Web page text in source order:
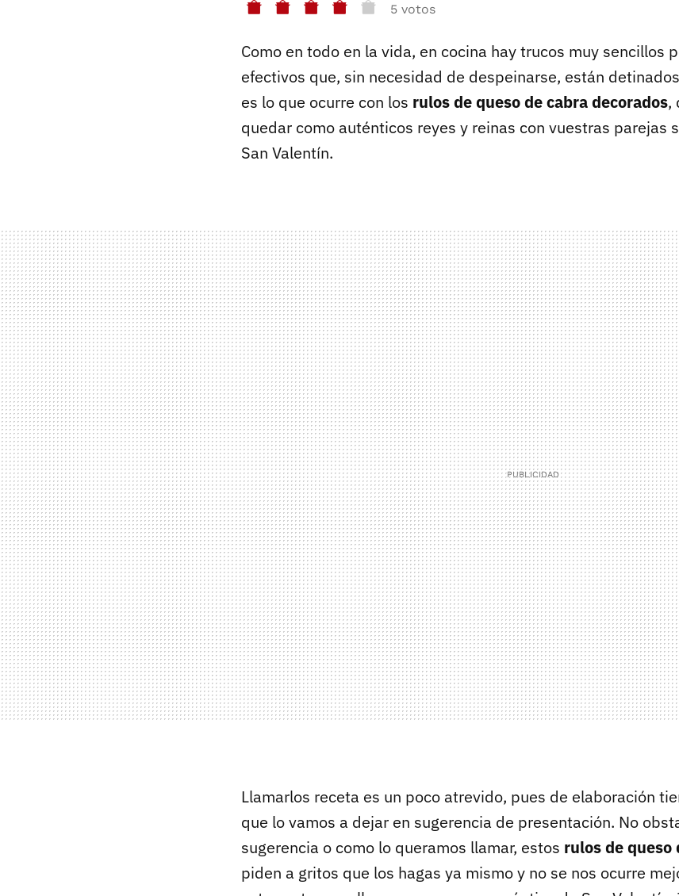
5 votos
Como en todo en la vida, en cocina hay trucos muy sencillos
efectivos que, sin necesidad de despeinarse, están
es lo que ocurre con los rulos de queso de cabra decorados,
quedar como auténticos reyes y reinas con vuestras parejas
San Valentín.
Llamarlos receta es un poco atrevido, pues de elaboración
que lo vamos a dejar en sugerencia de presentación. No
sugerencia o como lo queramos llamar, estos rulos de queso
piden a gritos que los hagas ya mismo y no se nos ocurre